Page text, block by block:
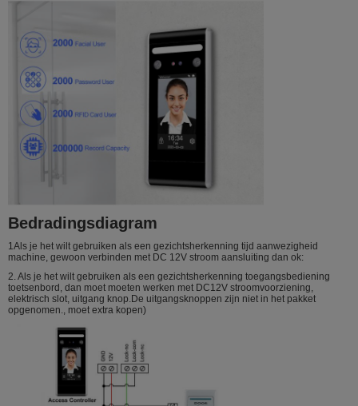
Bedradingsdiagram
1Als je het wilt gebruiken als een gezichtsherkenning tijd aanwezigheid
machine, gewoon verbinden met DC 12V stroom aansluiting dan ok:
2. Als je het wilt gebruiken als een gezichtsherkenning toegangsbediening
toetsenbord, dan moet moeten werken met DC12V stroomvoorziening,
elektrisch slot, uitgang knop.De uitgangsknoppen zijn niet in het pakket
opgenomen., moet extra kopen)